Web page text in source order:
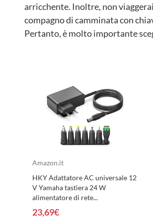
arricchente. Inoltre, non
compagno di camminata con
Pertanto, è molto importante
Amazon.it
HKY Adattatore AC universale 12
V Yamaha tastiera 24 W
alimentatore di rete...
23,69€